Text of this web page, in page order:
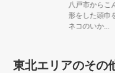
八戸市から
形をした頭
ネコのいか...
東北エリアのその